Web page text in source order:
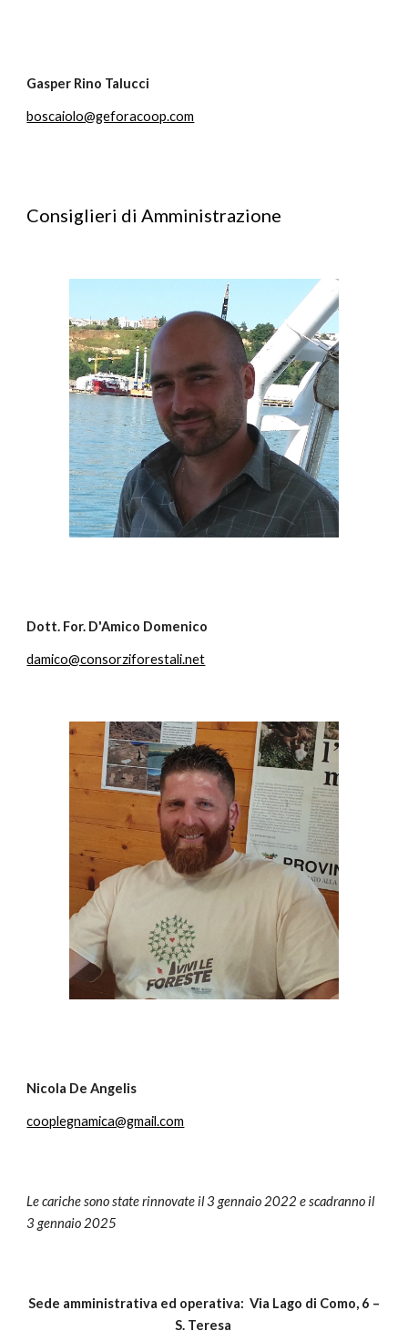
Gasper Rino Talucci
boscaiolo@geforacoop.com
Consiglieri di Amministrazione
Dott. For. D'Amico Domenico
damico@consorziforestali.net
Nicola De Angelis
cooplegnamica@gmail.com
Le cariche sono state rinnovate il 3 gennaio 2022 e scadranno il
3 gennaio 2025
Sede amministrativa ed operativa: Via Lago di Como, 6 –
S. Teresa